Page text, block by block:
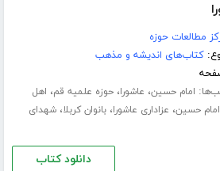
مطالعات حوزه
کتاب‌های اندیشه و مذهب
امام حسین، عاشورا،حوزه علمیه قم، اهل
حسین، عزاداری عاشورا،بانوان کربلا،شهدای
دانلود کتاب